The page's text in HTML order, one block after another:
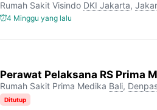
Rumah Sakit Visindo DKI Jakarta,
4 Minggu yang lalu
Perawat Pelaksana RS Prima
Rumah Sakit Prima Medika Bali,
Ditutup